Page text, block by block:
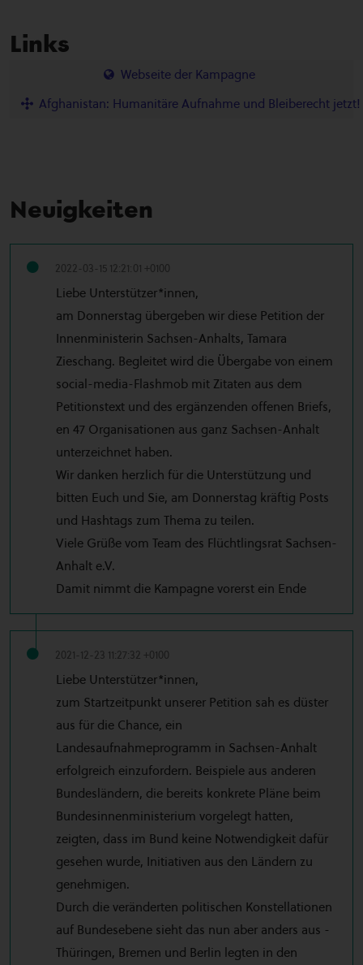
Links
Webseite der Kampagne
Afghanistan: Humanitäre Aufnahme und Bleiberecht jetzt!
Neuigkeiten
2022-03-15 12:21:01 +0100
Liebe Unterstützer*innen,
am Donnerstag übergeben wir diese Petition der
Innenministerin Sachsen-Anhalts, Tamara
Zieschang. Begleitet wird die Übergabe von einem
social-media-Flashmob mit Zitaten aus dem
Petitionstext und des ergänzenden offenen Briefs,
en 47 Organisationen aus ganz Sachsen-Anhalt
unterzeichnet haben.
Wir danken herzlich für die Unterstützung und
bitten Euch und Sie, am Donnerstag kräftig Posts
und Hashtags zum Thema zu teilen.
Viele Grüße vom Team des Flüchtlingsrat Sachsen-
Anhalt e.V.
Damit nimmt die Kampagne vorerst ein Ende
2021-12-23 11:27:32 +0100
Liebe Unterstützer*innen,
zum Startzeitpunkt unserer Petition sah es düster
aus für die Chance, ein
Landesaufnahmeprogramm in Sachsen-Anhalt
erfolgreich einzufordern. Beispiele aus anderen
Bundesländern, die bereits konkrete Pläne beim
Bundesinnenministerium vorgelegt hatten,
zeigten, dass im Bund keine Notwendigkeit dafür
gesehen wurde, Initiativen aus den Ländern zu
genehmigen.
Durch die veränderten politischen Konstellationen
auf Bundesebene sieht das nun aber anders aus -
Thüringen, Bremen und Berlin legten in den